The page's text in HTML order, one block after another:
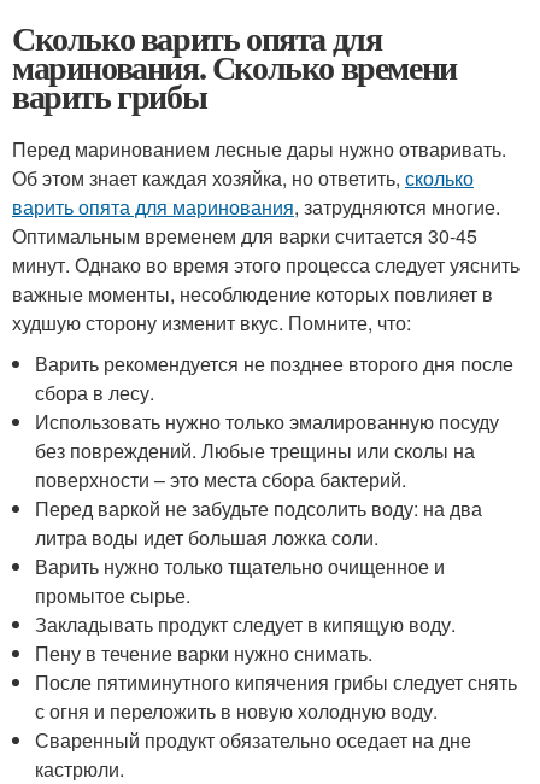
Сколько варить опята для
маринования. Сколько времени
варить грибы
Перед маринованием лесные дары нужно отваривать.
Об этом знает каждая хозяйка, но ответить, сколько
варить опята для маринования, затрудняются многие.
Оптимальным временем для варки считается 30-45
минут. Однако во время этого процесса следует уяснить
важные моменты, несоблюдение которых повлияет в
худшую сторону изменит вкус. Помните, что:
Варить рекомендуется не позднее второго дня после
сбора в лесу.
Использовать нужно только эмалированную посуду
без повреждений. Любые трещины или сколы на
поверхности – это места сбора бактерий.
Перед варкой не забудьте подсолить воду: на два
литра воды идет большая ложка соли.
Варить нужно только тщательно очищенное и
промытое сырье.
Закладывать продукт следует в кипящую воду.
Пену в течение варки нужно снимать.
После пятиминутного кипячения грибы следует снять
с огня и переложить в новую холодную воду.
Сваренный продукт обязательно оседает на дне
кастрюли.